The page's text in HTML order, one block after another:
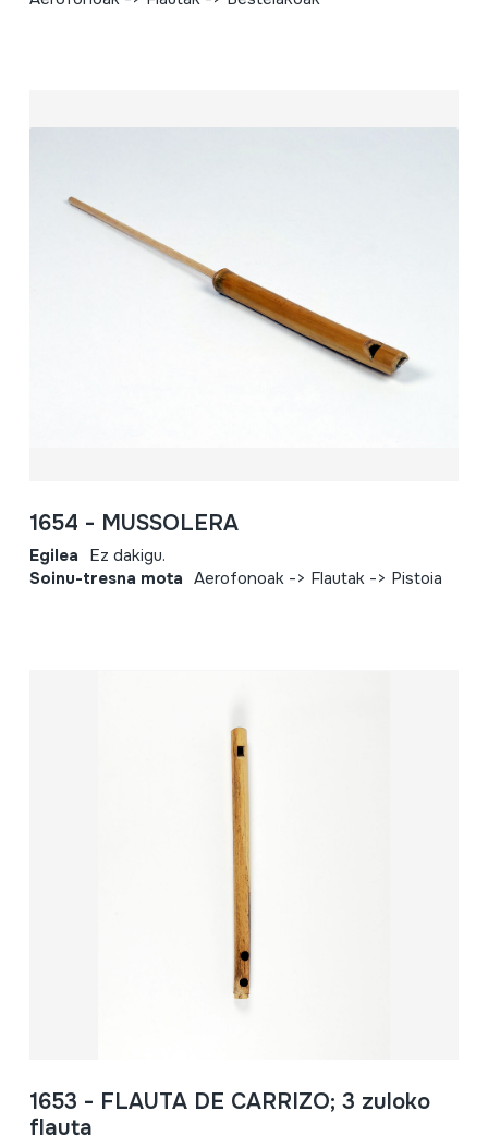
1654 - MUSSOLERA
Egilea Ez dakigu.
Soinu-tresna mota Aerofonoak -> Flautak -> Pistoia
1653 - FLAUTA DE CARRIZO; 3 zuloko
flauta